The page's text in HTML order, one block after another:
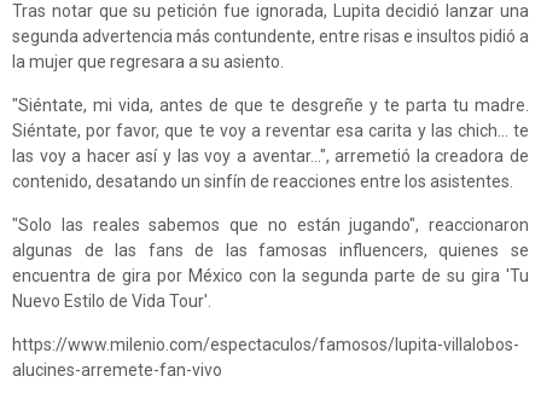
Tras notar que su petición fue ignorada, Lupita decidió lanzar una
segunda advertencia más contundente, entre risas e insultos pidió a
la mujer que regresara a su asiento.
"Siéntate, mi vida, antes de que te desgreñe y te parta tu madre.
Siéntate, por favor, que te voy a reventar esa carita y las chich... te
las voy a hacer así y las voy a aventar…", arremetió la creadora de
contenido, desatando un sinfín de reacciones entre los asistentes.
"Solo las reales sabemos que no están jugando", reaccionaron
algunas de las fans de las famosas influencers, quienes se
encuentra de gira por México con la segunda parte de su gira 'Tu
Nuevo Estilo de Vida Tour'.
https://www.milenio.com/espectaculos/famosos/lupita-villalobos-
alucines-arremete-fan-vivo